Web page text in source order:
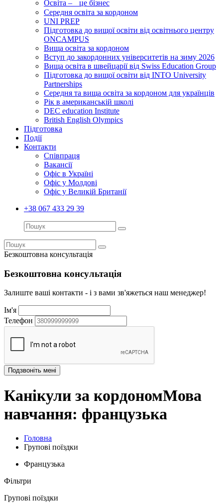
Освіта – це бізнес
Середня освіта за кордоном
UNI PREP
Підготовка до вищої освіти від освітнього центру
ONCAMPUS
Вища освіта за кордоном
Вступ до закордонних університетів на зиму 2026
Вища освіта в швейцарії від Swiss Education Group
Підготовка до вищої освіти від INTO University
Partnerships
Середня та вища освіта за кордоном для українців
Рік в американській школі
DEC education Institute
British English Olympics
Підготовка
Події
Контакти
Співпраця
Вакансії
Офіс в Україні
Офіс у Молдові
Офіс у Великій Британії
+38 067 433 29 39
Безкоштовна консультація
Безкоштовна консультація
Залиште ваші контакти - і з вами зв'яжеться наш менеджер!
Ім'я
Телефон
Канікули за кордономМова
навчання: французька
Головна
Групові поїздки
Французька
Фільтри
Групові поїздки